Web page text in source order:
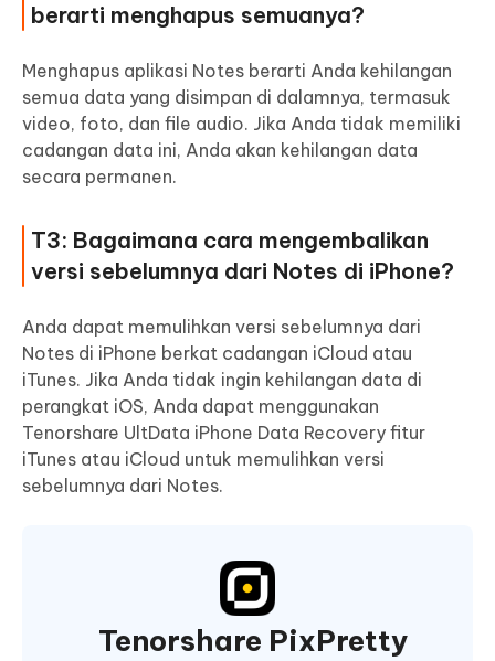
berarti menghapus semuanya?
Menghapus aplikasi Notes berarti Anda kehilangan
semua data yang disimpan di dalamnya, termasuk
video, foto, dan file audio. Jika Anda tidak memiliki
cadangan data ini, Anda akan kehilangan data
secara permanen.
T3: Bagaimana cara mengembalikan
versi sebelumnya dari Notes di iPhone?
Anda dapat memulihkan versi sebelumnya dari
Notes di iPhone berkat cadangan iCloud atau
iTunes. Jika Anda tidak ingin kehilangan data di
perangkat iOS, Anda dapat menggunakan
Tenorshare UltData iPhone Data Recovery fitur
iTunes atau iCloud untuk memulihkan versi
sebelumnya dari Notes.
Tenorshare PixPretty